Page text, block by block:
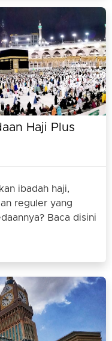
Haji Plus
ibadah haji,
reguler yang
Baca disini